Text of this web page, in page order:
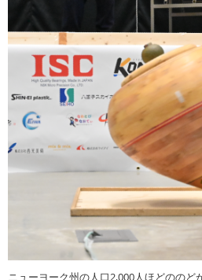
ニューヨーク州の人口2,000人ほどののど